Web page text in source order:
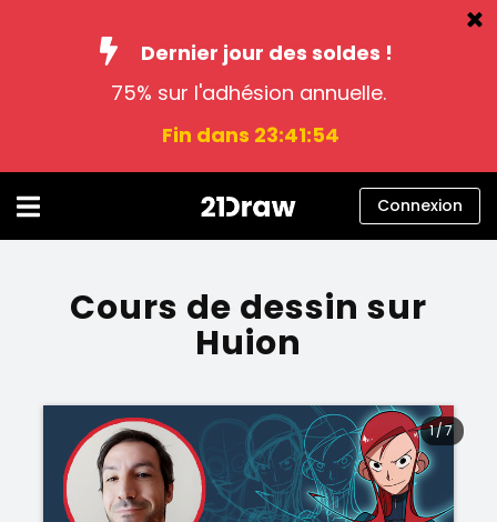
Dernier jour des soldes !
75% sur l'adhésion annuelle.
Fin dans 23:41:54
Aide
Français
Connexion
Cours de dessin sur
Huion
1/7